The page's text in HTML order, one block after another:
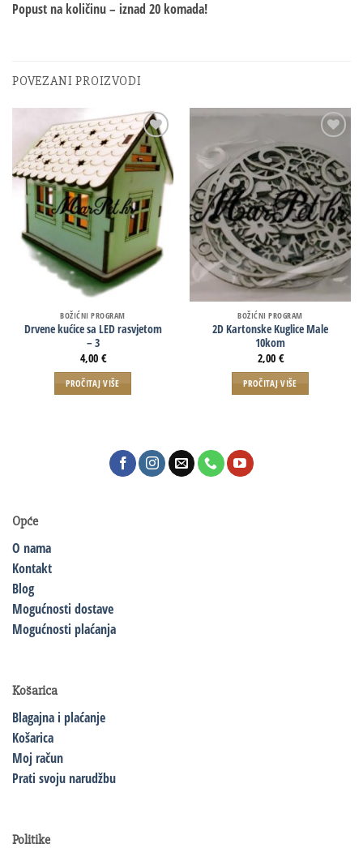
Popust na količinu – iznad 20 komada!
POVEZANI PROIZVODI
BOŽIĆNI PROGRAM
Drvene kućice sa LED rasvjetom
– 3
4,00 €
PROČITAJ VIŠE
BOŽIĆNI PROGRAM
2D Kartonske Kuglice Male
10kom
2,00 €
PROČITAJ VIŠE
Opće
O nama
Kontakt
Blog
Mogućnosti dostave
Mogućnosti plaćanja
Košarica
Blagajna i plaćanje
Košarica
Moj račun
Prati svoju narudžbu
Politike